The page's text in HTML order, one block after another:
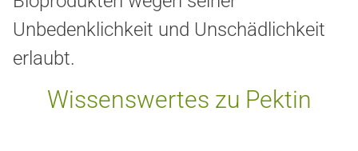
Unbedenklichkeit und Unschädlichkeit
erlaubt.
Wissenswertes zu Pektin